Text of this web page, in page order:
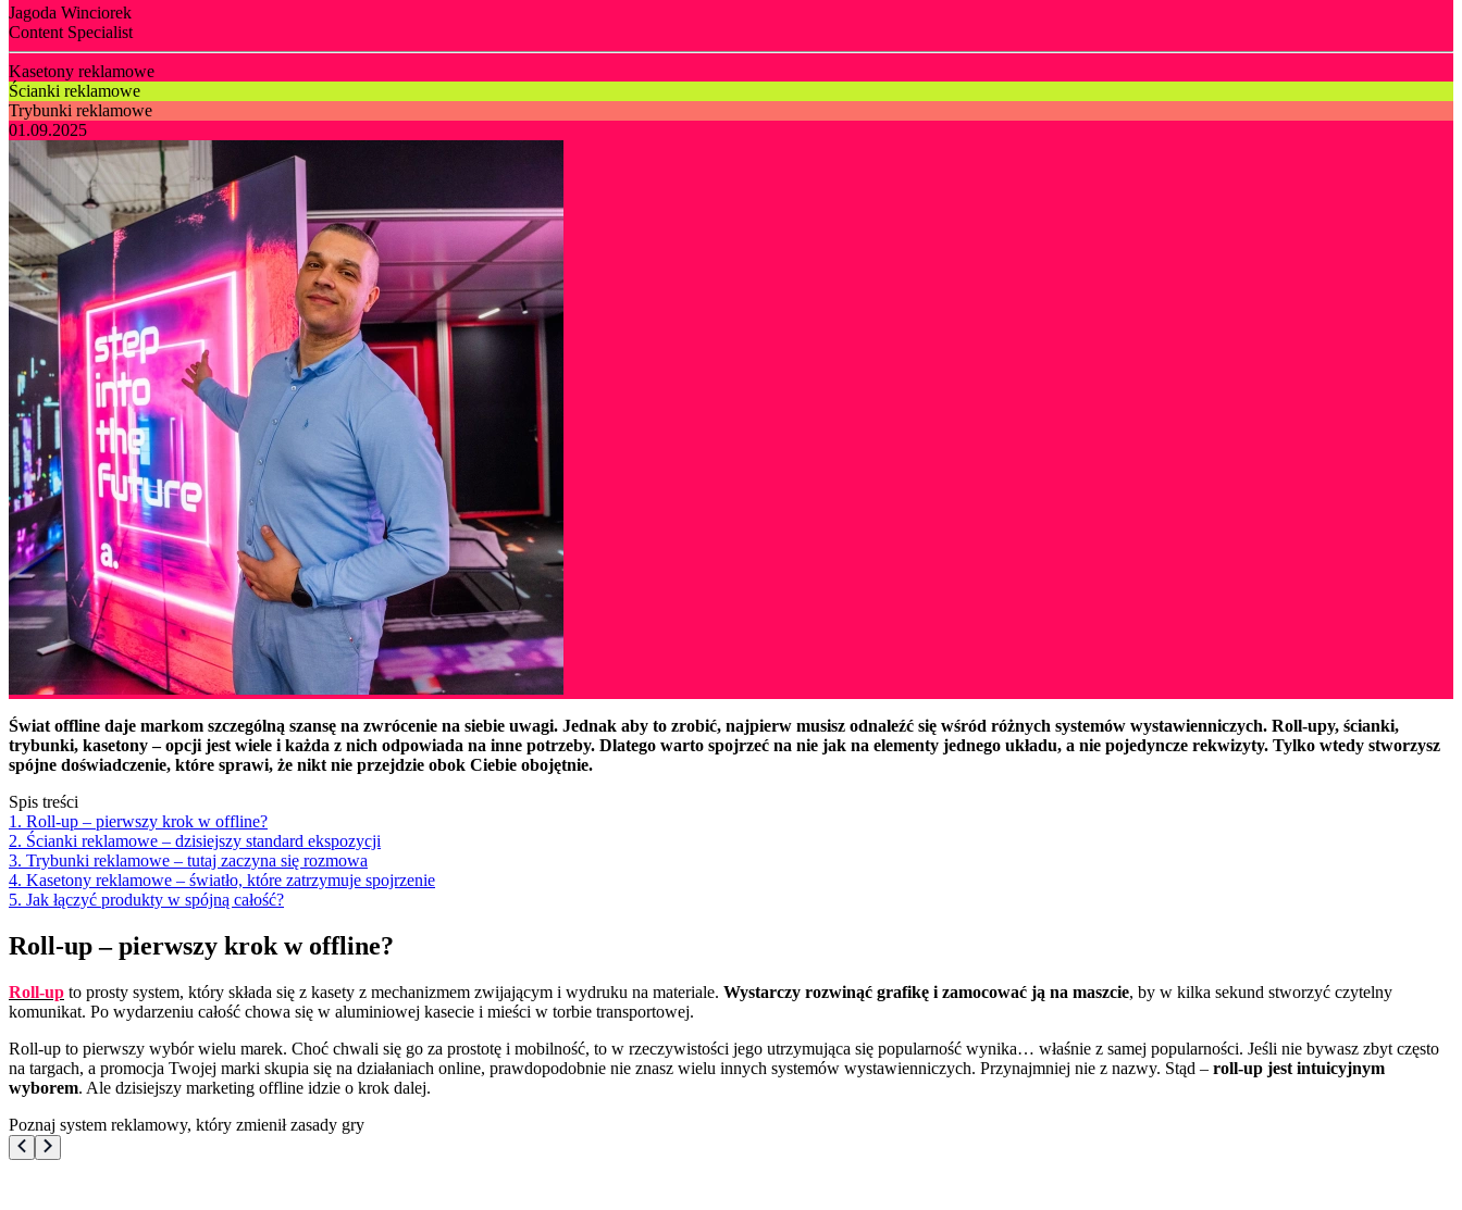
Jagoda Winciorek
Content Specialist
Kasetony reklamowe
Ścianki reklamowe
Trybunki reklamowe
01.09.2025
Świat offline daje markom szczególną szansę na zwrócenie na siebie uwagi. Jednak aby to zrobić, najpierw musisz odnaleźć się wśród różnych systemów wystawienniczych. Roll-upy, ścianki,
trybunki, kasetony – opcji jest wiele i każda z nich odpowiada na inne potrzeby. Dlatego warto spojrzeć na nie jak na elementy jednego układu, a nie pojedyncze rekwizyty. Tylko wtedy stworzysz
spójne doświadczenie, które sprawi, że nikt nie przejdzie obok Ciebie obojętnie.
Spis treści
1. Roll-up – pierwszy krok w offline?
2. Ścianki reklamowe – dzisiejszy standard ekspozycji
3. Trybunki reklamowe – tutaj zaczyna się rozmowa
4. Kasetony reklamowe – światło, które zatrzymuje spojrzenie
5. Jak łączyć produkty w spójną całość?
Roll-up – pierwszy krok w offline?
Roll-up to prosty system, który składa się z kasety z mechanizmem zwijającym i wydruku na materiale. Wystarczy rozwinąć grafikę i zamocować ją na maszcie, by w kilka sekund stworzyć czytelny
komunikat. Po wydarzeniu całość chowa się w aluminiowej kasecie i mieści w torbie transportowej.
Roll-up to pierwszy wybór wielu marek. Choć chwali się go za prostotę i mobilność, to w rzeczywistości jego utrzymująca się popularność wynika… właśnie z samej popularności. Jeśli nie bywasz zbyt często
na targach, a promocja Twojej marki skupia się na działaniach online, prawdopodobnie nie znasz wielu innych systemów wystawienniczych. Przynajmniej nie z nazwy. Stąd – roll-up jest intuicyjnym
wyborem. Ale dzisiejszy marketing offline idzie o krok dalej.
Poznaj system reklamowy, który zmienił zasady gry